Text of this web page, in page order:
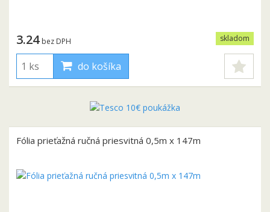
skladom
3.24 bez DPH
do košíka
Fólia prieťažná ručná priesvitná 0,5m x 147m